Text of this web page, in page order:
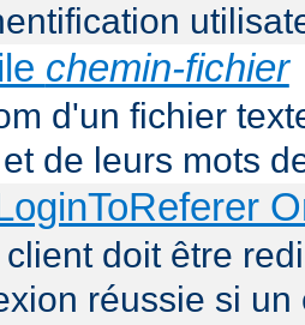
chemin-fichier
d'un fichier
de leurs mots
doit être
réussie si